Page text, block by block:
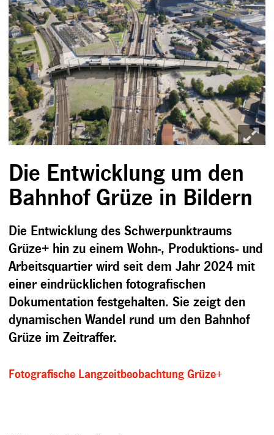
Die Entwicklung um den
Bahnhof Grüze in Bildern
Die Entwicklung des Schwerpunktraums
Grüze+ hin zu einem Wohn-, Produktions- und
Arbeitsquartier wird seit dem Jahr 2024 mit
einer eindrücklichen fotografischen
Dokumentation festgehalten. Sie zeigt den
dynamischen Wandel rund um den Bahnhof
Grüze im Zeitraffer.
Fotografische Langzeitbeobachtung Grüze+